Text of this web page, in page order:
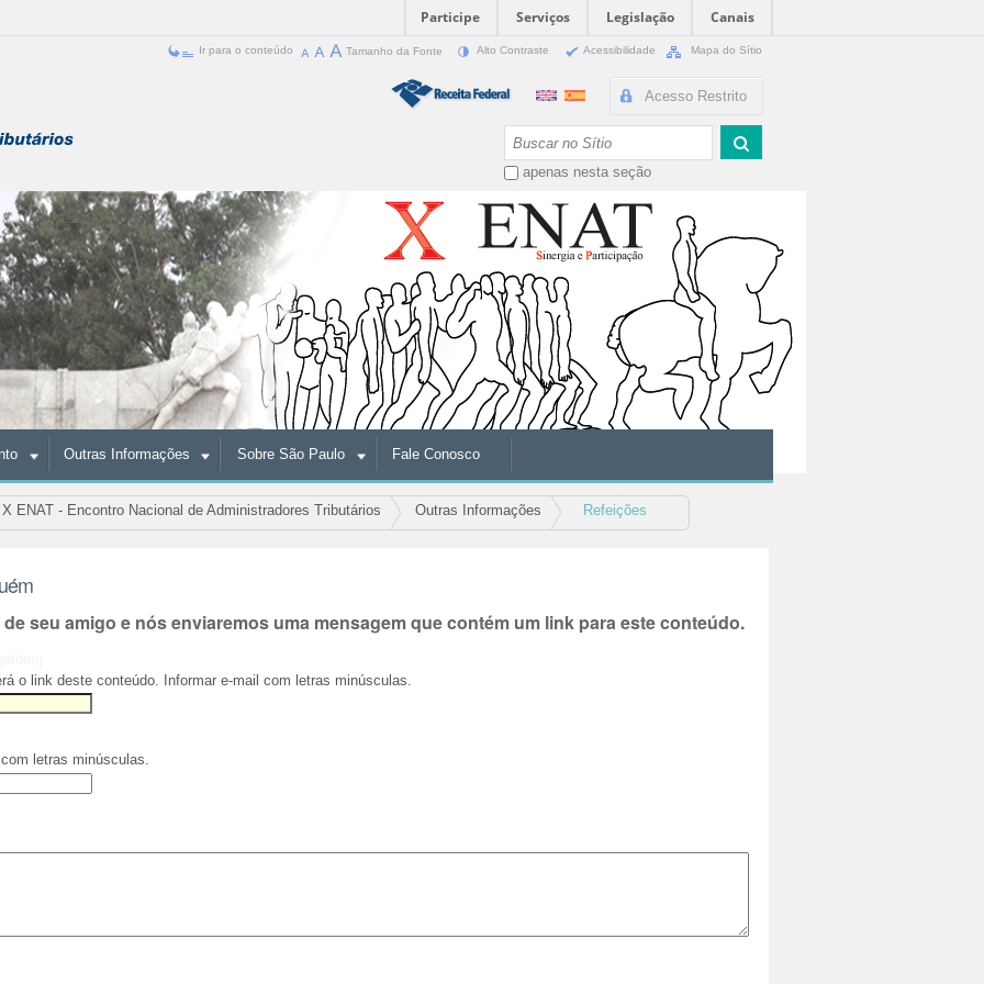
Participe Serviços Legislação
Canais
Ir para o conteúdo Tamanho da Fonte Alto Contraste Acessibilidade Mapa do Sítio
Acesso Restrito
apenas nesta seção
Outras Informações Sobre São Paulo Fale Conosco
X ENAT - Encontro Nacional de Administradores Tributários Outras Informações Refeições
seu amigo e nós enviaremos uma mensagem que contém um link para este conteúdo.
o link deste conteúdo. Informar e-mail com letras minúsculas.
letras minúsculas.